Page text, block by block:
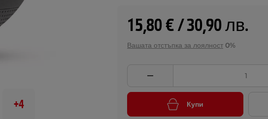
+4
15,80 € / 30,90 лв.
Вашата отстъпка за лоялност 0%
Купи